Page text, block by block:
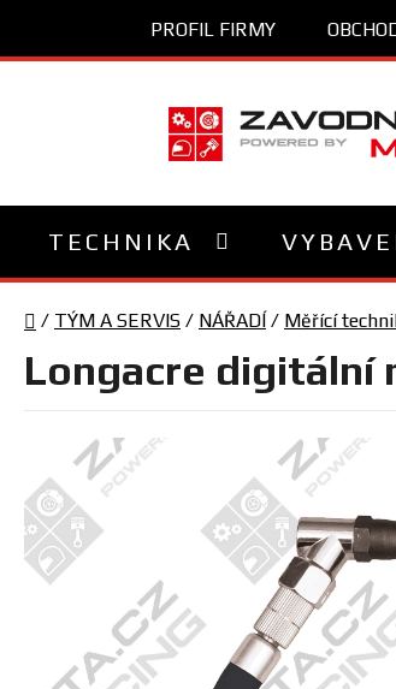
obsah
PROFIL FIRMY
TECHNIKA
Domů
/ TÝM A SERVIS / NÁŘADÍ / Měřící
Longacre digitální